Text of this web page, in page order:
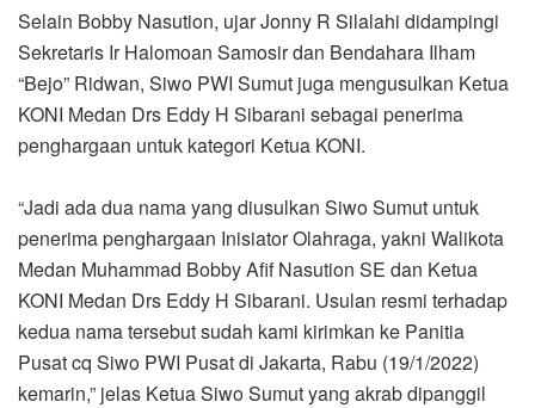
Selain Bobby Nasution, ujar Jonny R Silalahi didampingi
Sekretaris Ir Halomoan Samosir dan Bendahara Ilham
“Bejo” Ridwan, Siwo PWI Sumut juga mengusulkan Ketua
KONI Medan Drs Eddy H Sibarani sebagai penerima
penghargaan untuk kategori Ketua KONI.
“Jadi ada dua nama yang diusulkan Siwo Sumut untuk
penerima penghargaan Inisiator Olahraga, yakni Walikota
Medan Muhammad Bobby Afif Nasution SE dan Ketua
KONI Medan Drs Eddy H Sibarani. Usulan resmi terhadap
kedua nama tersebut sudah kami kirimkan ke Panitia
Pusat cq Siwo PWI Pusat di Jakarta, Rabu (19/1/2022)
kemarin,” jelas Ketua Siwo Sumut yang akrab dipanggil